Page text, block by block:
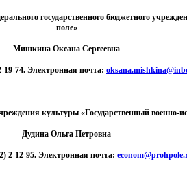
государственного бюджетного
поле»
Мишкина Оксана Сергеевна
19-74. Электронная почта:
культуры «Государственный военно-
Дудина Ольга Петровна
2-12-95. Электронная почта: